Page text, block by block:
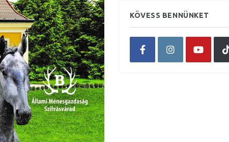
KÖVESS BENNÜNKET